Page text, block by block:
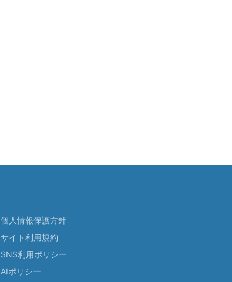
個人情報保護方針
サイト利用規約
SNS利用ポリシー
AIポリシー